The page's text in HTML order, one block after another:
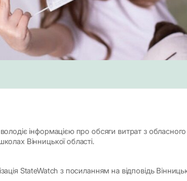
інформацією про обсяги витрат з обласного
Вінницької області.
StateWatch з посиланням на відповідь